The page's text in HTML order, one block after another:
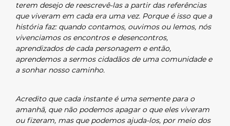
terem desejo de reescrevê-las a partir das referências
que viveram em cada era uma vez. Porque é isso que a
história faz: quando contamos, ouvimos ou lemos, nós
vivenciamos os encontros e desencontros,
aprendizados de cada personagem e então,
aprendemos a sermos cidadãos de uma comunidade e
a sonhar nosso caminho.
Acredito que cada instante é uma semente para o
amanhã, que não podemos apagar o que eles viveram
ou fizeram, mas que podemos ajuda-los, por meio dos